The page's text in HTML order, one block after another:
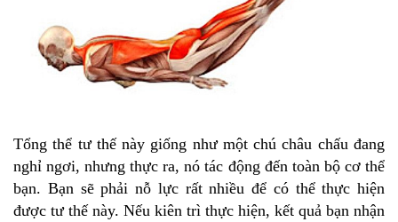
Tổng thể tư thế này giống như một chú châu chấu đang
nghỉ ngơi, nhưng thực ra, nó tác động đến toàn bộ cơ thể
bạn. Bạn sẽ phải nỗ lực rất nhiều để có thể thực hiện
được tư thế này. Nếu kiên trì thực hiện, kết quả bạn nhận